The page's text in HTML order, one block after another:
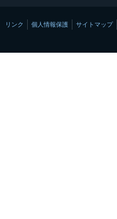
リンク 個人情報保護 サイトマップ